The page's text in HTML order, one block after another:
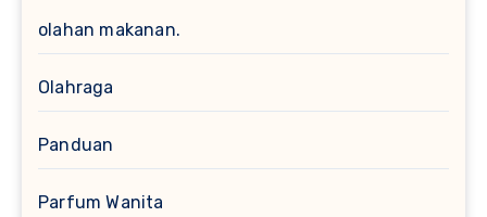
olahan makanan.
Olahraga
Panduan
Parfum Wanita